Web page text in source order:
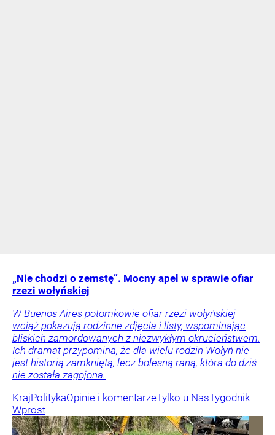
„Nie chodzi o zemstę”. Mocny apel w sprawie ofiar
rzezi wołyńskiej
W Buenos Aires potomkowie ofiar rzezi wołyńskiej
wciąż pokazują rodzinne zdjęcia i listy, wspominając
bliskich zamordowanych z niezwykłym okrucieństwem.
Ich dramat przypomina, że dla wielu rodzin Wołyń nie
jest historią zamkniętą, lecz bolesną raną, która do dziś
nie została zagojona.
KrajPolitykaOpinie i komentarzeTylko u NasTygodnik
Wprost